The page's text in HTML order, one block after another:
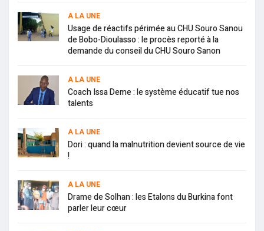
A LA UNE
Usage de réactifs périmée au CHU Souro Sanou
de Bobo-Dioulasso : le procès reporté à la
demande du conseil du CHU Souro Sanon
A LA UNE
Coach Issa Deme : le système éducatif tue nos
talents
A LA UNE
Dori : quand la malnutrition devient source de vie
!
A LA UNE
Drame de Solhan : les Etalons du Burkina font
parler leur cœur